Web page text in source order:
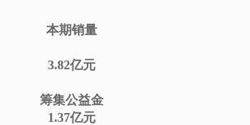
本期销量
3.82亿元
筹集公益金
1.37亿元